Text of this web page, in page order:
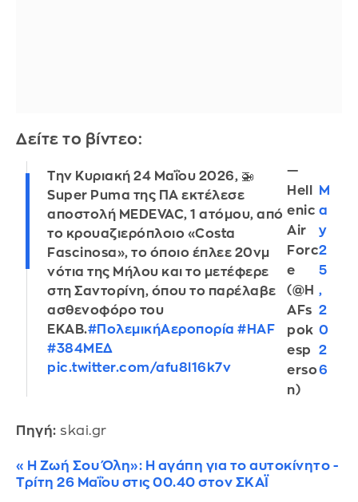
Δείτε το βίντεο:
Την Κυριακή 24 Μαΐου 2026, 🚁
Super Puma της ΠΑ εκτέλεσε
αποστολή MEDEVAC, 1 ατόμου, από
το κρουαζιερόπλοιο «Costa
Fascinosa», το όποιο έπλεε 20νμ
νότια της Μήλου και το μετέφερε
στη Σαντορίνη, όπου το παρέλαβε
ασθενοφόρο του
ΕΚΑΒ.#ΠολεμικήΑεροπορία #HAF
#384ΜΕΔ
pic.twitter.com/afu8l16k7v
—
Hell
enic
Air
Forc
e
(@H
AFs
pok
esp
erso
n)
M
a
y
2
5
,
2
0
2
6
Πηγή: skai.gr
«Η Ζωή Σου Όλη»: Η αγάπη για το αυτοκίνητο -
Τρίτη 26 Μαΐου στις 00.40 στον ΣΚΑΪ